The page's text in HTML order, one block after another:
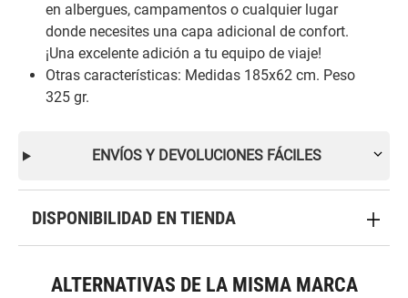
en albergues, campamentos o cualquier lugar
donde necesites una capa adicional de confort.
¡Una excelente adición a tu equipo de viaje!
Otras características: Medidas 185x62 cm. Peso
325 gr.
ENVÍOS Y DEVOLUCIONES FÁCILES
DISPONIBILIDAD EN TIENDA
ALTERNATIVAS DE LA MISMA MARCA